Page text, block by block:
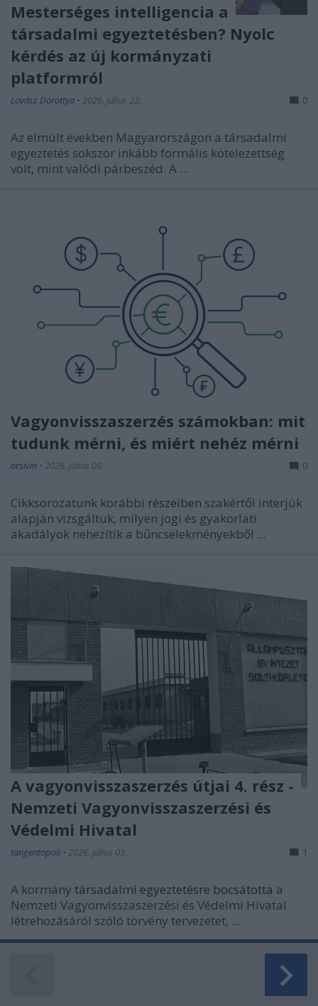
Mesterséges intelligencia a
társadalmi egyeztetésben? Nyolc
kérdés az új kormányzati
platformról
Lovász Dorottya • 2026. július 22. 0
Az elmúlt években Magyarországon a társadalmi
egyeztetés sokszor inkább formális kötelezettség
volt, mint valódi párbeszéd. A ...
Vagyonvisszaszerzés számokban: mit
tudunk mérni, és miért nehéz mérni
orsivin • 2026. július 09. 0
Cikksorozatunk korábbi részeiben szakértői interjúk
alapján vizsgáltuk, milyen jogi és gyakorlati
akadályok nehezítik a bűncselekményekből ...
A vagyonvisszaszerzés útjai 4. rész -
Nemzeti Vagyonvisszaszerzési és
Védelmi Hivatal
tangentopoli • 2026. július 03. 1
A kormány társadalmi egyeztetésre bocsátotta a
Nemzeti Vagyonvisszaszerzési és Védelmi Hivatal
létrehozásáról szóló törvény tervezetet, ...